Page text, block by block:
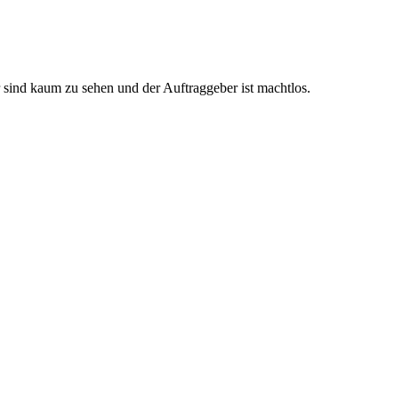
kaum zu sehen und der Auftraggeber ist machtlos.